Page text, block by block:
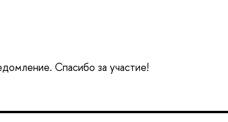
Спасибо за участие!